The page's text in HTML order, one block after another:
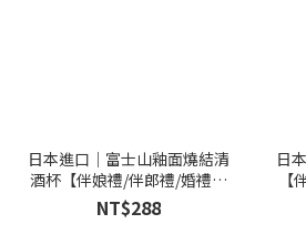
日本進口｜富士山釉面燒結清
酒杯【伴娘禮/伴郎禮/婚禮小
物】
NT$288
日
【